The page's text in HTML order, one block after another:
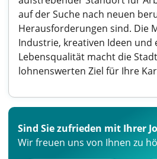
auf der Suche nach neuen
Herausforderungen sind. Die
Industrie, kreativen Ideen und
Lebensqualität macht die
lohnenswerten Ziel für Ihre
Sind Sie zufrieden mit Ihrer
Wir freuen uns von Ihnen zu